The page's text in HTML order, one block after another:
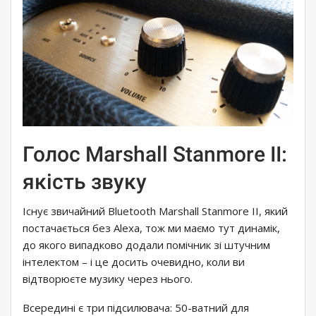
Голос Marshall Stanmore II:
якість звуку
Існує звичайний Bluetooth Marshall Stanmore II, який
постачається без Alexa, тож ми маємо тут динамік,
до якого випадково додали помічник зі штучним
інтелектом – і це досить очевидно, коли ви
відтворюєте музику через нього.
Всередині є три підсилювача: 50-ватний для